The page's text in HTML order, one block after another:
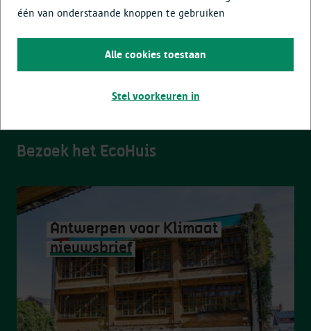
Bezoek het EcoHuis
Antwerpen voor Klimaat
nieuwsbrief
één van onderstaande knoppen te gebruiken
Alle cookies toestaan
Stel voorkeuren in